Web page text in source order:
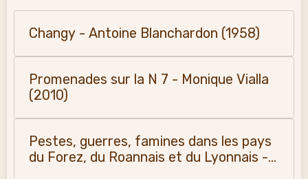
Changy - Antoine Blanchardon (1958)
Promenades sur la N 7 - Monique Vialla
(2010)
Pestes, guerres, famines dans les pays
du Forez, du Roannais et du Lyonnais -